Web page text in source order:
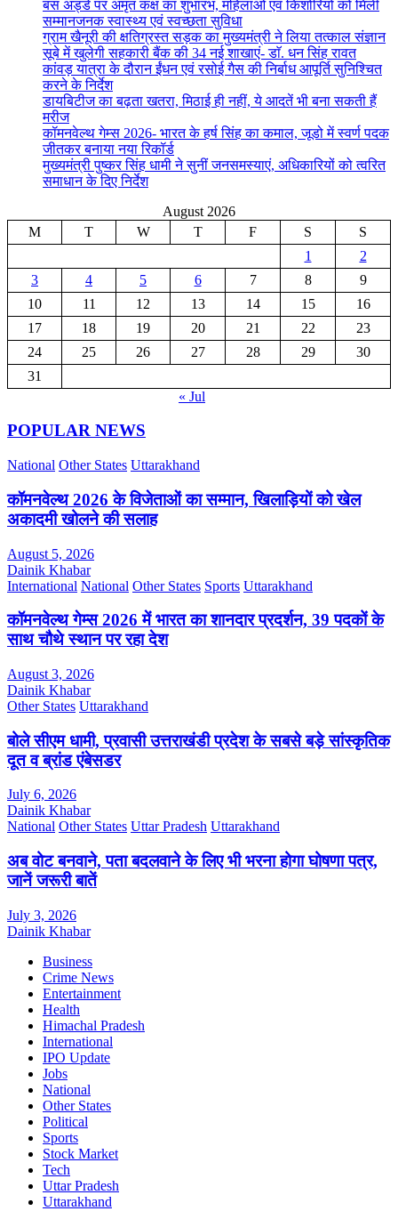
बस अड्डे पर अमृत कक्ष का शुभारंभ, महिलाओं एवं किशोरियों को मिली
सम्मानजनक स्वास्थ्य एवं स्वच्छता सुविधा
ग्राम खैनूरी की क्षतिग्रस्त सड़क का मुख्यमंत्री ने लिया तत्काल संज्ञान
सूबे में खुलेगी सहकारी बैंक की 34 नई शाखाएं- डाॅ. धन सिंह रावत
कांवड़ यात्रा के दौरान ईंधन एवं रसोई गैस की निर्बाध आपूर्ति सुनिश्चित
करने के निर्देश
डायबिटीज का बढ़ता खतरा, मिठाई ही नहीं, ये आदतें भी बना सकती हैं
मरीज
कॉमनवेल्थ गेम्स 2026- भारत के हर्ष सिंह का कमाल, जूडो में स्वर्ण पदक
जीतकर बनाया नया रिकॉर्ड
मुख्यमंत्री पुष्कर सिंह धामी ने सुनीं जनसमस्याएं, अधिकारियों को त्वरित
समाधान के दिए निर्देश
August 2026
M
T W T F S
S
1
2
3
4 5 6 7 8
9
10
11 12 13 14 15
16
17
18 19 20 21 22
23
24
25 26 27 28 29
30
31
« Jul
POPULAR NEWS
National Other States Uttarakhand
कॉमनवेल्थ 2026 के विजेताओं का सम्मान, खिलाड़ियों को खेल
अकादमी खोलने की सलाह
August 5, 2026
Dainik Khabar
International National Other States Sports Uttarakhand
कॉमनवेल्थ गेम्स 2026 में भारत का शानदार प्रदर्शन, 39 पदकों के
साथ चौथे स्थान पर रहा देश
August 3, 2026
Dainik Khabar
Other States Uttarakhand
बोले सीएम धामी, प्रवासी उत्तराखंडी प्रदेश के सबसे बड़े सांस्कृतिक
दूत व ब्रांड एंबेसडर
July 6, 2026
Dainik Khabar
National Other States Uttar Pradesh Uttarakhand
अब वोट बनवाने, पता बदलवाने के लिए भी भरना होगा घोषणा पत्र,
जानें जरूरी बातें
July 3, 2026
Dainik Khabar
Business
Crime News
Entertainment
Health
Himachal Pradesh
International
IPO Update
Jobs
National
Other States
Political
Sports
Stock Market
Tech
Uttar Pradesh
Uttarakhand